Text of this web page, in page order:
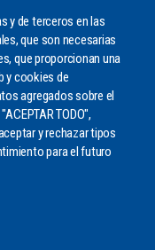
y de terceros en las
que son necesarias
que proporcionan una
y cookies de
agregados sobre el
TODO",
y rechazar tipos
para el futuro
teléfono